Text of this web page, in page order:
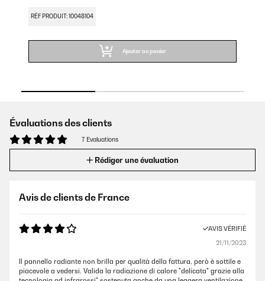
RÉF PRODUIT: 10048104
Ajouter au panier
Évaluations des clients
7 Evaluations
Rédiger une évaluation
Avis de clients de France
AVIS VÉRIFIÉ
21/11/2023
Il pannello radiante non brilla per qualità della fattura, però è sottile e
piacevole a vedersi. Valida la radiazione di calore "delicata" grazie alla